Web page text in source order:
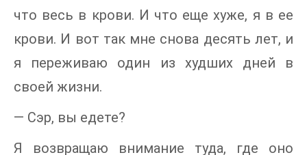
что весь в крови. И что еще хуже, я в ее
крови. И вот так мне снова десять лет, и
я переживаю один из худших дней в
своей жизни.
— Сэр, вы едете?
Я возвращаю внимание туда, где оно